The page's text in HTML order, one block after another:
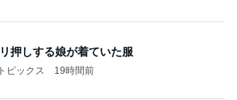
押しする娘が着ていた服
ピックス 19時間前